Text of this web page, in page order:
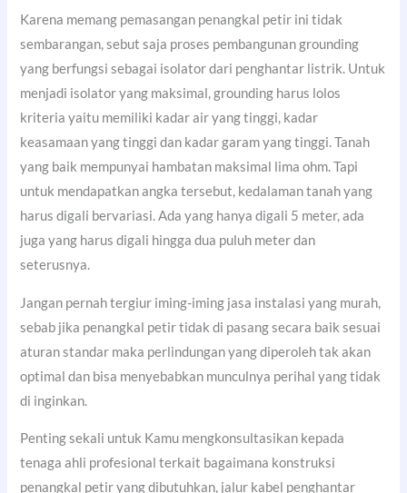
Karena memang pemasangan penangkal petir ini tidak
sembarangan, sebut saja proses pembangunan grounding
yang berfungsi sebagai isolator dari penghantar listrik. Untuk
menjadi isolator yang maksimal, grounding harus lolos
kriteria yaitu memiliki kadar air yang tinggi, kadar
keasamaan yang tinggi dan kadar garam yang tinggi. Tanah
yang baik mempunyai hambatan maksimal lima ohm. Tapi
untuk mendapatkan angka tersebut, kedalaman tanah yang
harus digali bervariasi. Ada yang hanya digali 5 meter, ada
juga yang harus digali hingga dua puluh meter dan
seterusnya.
Jangan pernah tergiur iming-iming jasa instalasi yang murah,
sebab jika penangkal petir tidak di pasang secara baik sesuai
aturan standar maka perlindungan yang diperoleh tak akan
optimal dan bisa menyebabkan munculnya perihal yang tidak
di inginkan.
Penting sekali untuk Kamu mengkonsultasikan kepada
tenaga ahli profesional terkait bagaimana konstruksi
penangkal petir yang dibutuhkan, jalur kabel penghantar